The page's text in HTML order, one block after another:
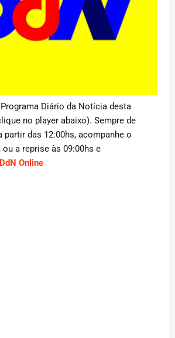
Diário da Notícia desta
no player abaixo). Sempre de
partir das 12:00hs, acompanhe o
a reprise às 09:00hs e
Online